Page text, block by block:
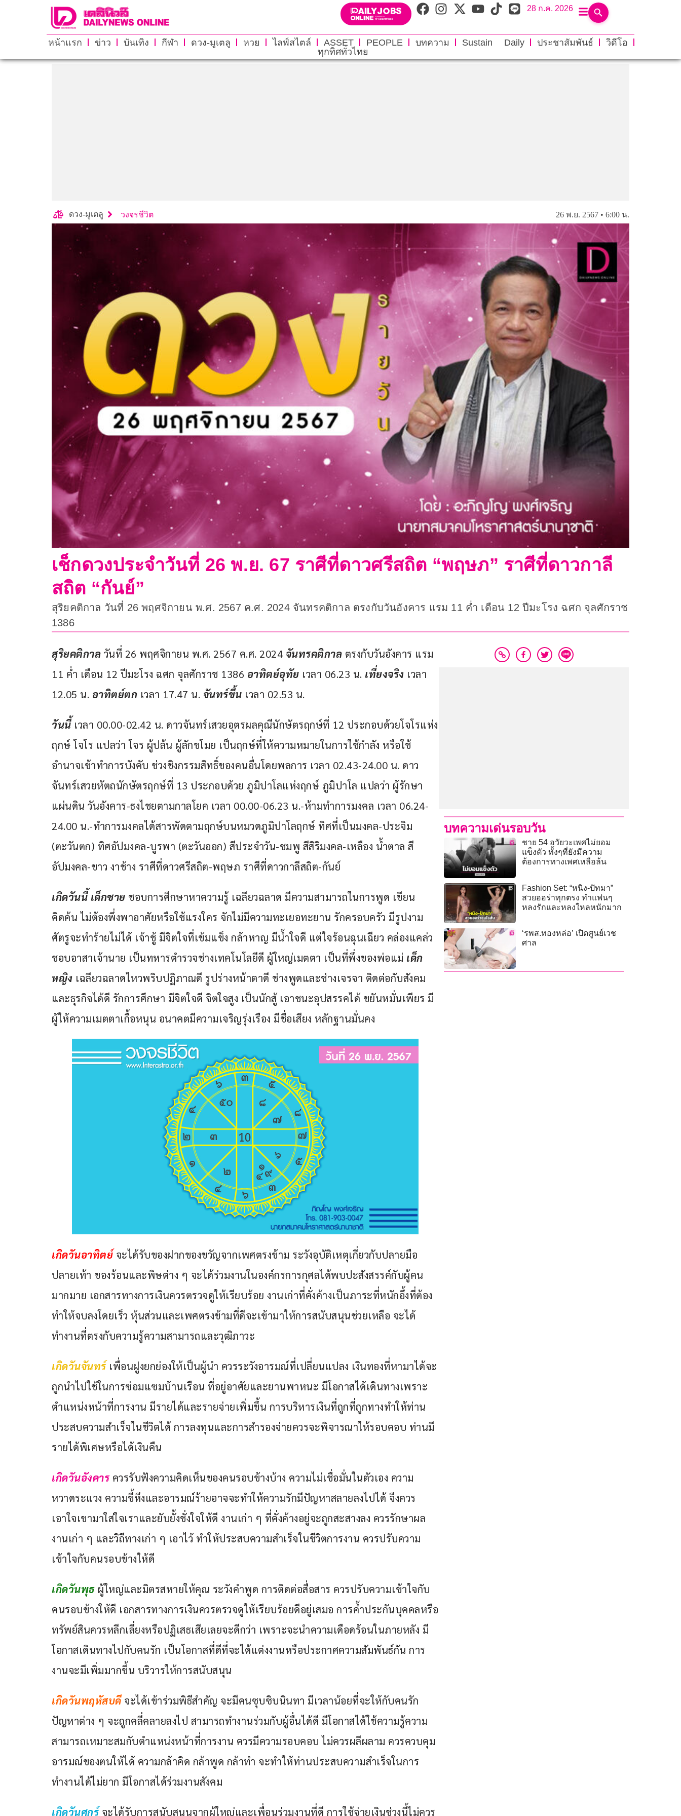
28 ก.ค. 2026
หน้าแรก ข่าว บันเทิง กีฬา ดวง-มูเตลู หวย ไลฟ์สไตล์ ASSET PEOPLE บทความ Sustain Daily ประชาสัมพันธ์
วิดีโอ
ทุกทิศทั่วไทย
ดวง-มูเตลู วงจรชีวิต 26 พ.ย. 2567 • 6:00 น.
เช็กดวงประจำวันที่ 26 พ.ย. 67 ราศีที่ดาวศรีสถิต “พฤษภ” ราศีที่ดาวกาลี
สถิต “กันย์”
สุริยคติกาล วันที่ 26 พฤศจิกายน พ.ศ. 2567 ค.ศ. 2024 จันทรคติกาล ตรงกับวันอังคาร แรม 11 ค่ำ เดือน 12 ปีมะโรง ฉศก จุลศักราช
1386
สุริยคติกาล วันที่ 26 พฤศจิกายน พ.ศ. 2567 ค.ศ. 2024 จันทรคติกาล ตรงกับวันอังคาร แรม
11 ค่ำ เดือน 12 ปีมะโรง ฉศก จุลศักราช 1386 อาทิตย์อุทัย เวลา 06.23 น. เที่ยงจริง เวลา
12.05 น. อาทิตย์ตก เวลา 17.47 น. จันทร์ขึ้น เวลา 02.53 น.
วันนี้ เวลา 00.00-02.42 น. ดาวจันทร์เสวยอุตรผลคุณีนักษัตรฤกษ์ที่ 12 ประกอบด้วยโจโรแห่ง
ฤกษ์ โจโร แปลว่า โจร ผู้ปล้น ผู้ลักขโมย เป็นฤกษ์ที่ให้ความหมายในการใช้กำลัง หรือใช้
อำนาจเข้าทำการบังคับ ช่วงชิงกรรมสิทธิ์ของคนอื่นโดยพลการ เวลา 02.43-24.00 น. ดาว
จันทร์เสวยหัตถนักษัตรฤกษ์ที่ 13 ประกอบด้วย ภูมิปาโลแห่งฤกษ์ ภูมิปาโล แปลว่า ผู้รักษา
แผ่นดิน วันอังคาร-ธงไชยตามกาลโยค เวลา 00.00-06.23 น.-ห้ามทำการมงคล เวลา 06.24-
24.00 น.-ทำการมงคลได้สารพัดตามฤกษ์บนหมวดภูมิปาโลฤกษ์ ทิศที่เป็นมงคล-ประจิม
(ตะวันตก) ทิศอัปมงคล-บูรพา (ตะวันออก) สีประจำวัน-ชมพู สีสิริมงคล-เหลือง น้ำตาล สี
อัปมงคล-ขาว งาช้าง ราศีที่ดาวศรีสถิต-พฤษภ ราศีที่ดาวกาลีสถิต-กันย์
เกิดวันนี้ เด็กชาย ชอบการศึกษาหาความรู้ เฉลียวฉลาด มีความสามารถในการพูด เขียน
คิดค้น ไม่ต้องพึ่งพาอาศัยหรือใช้แรงใคร จักไม่มีความทะเยอทะยาน รักครอบครัว มีรูปงาม
ศัตรูจะทำร้ายไม่ได้ เจ้าชู้ มีจิตใจที่เข้มแข็ง กล้าหาญ มีน้ำใจดี แต่ใจร้อนฉุนเฉียว คล่องแคล่ว
ชอบอาสาเจ้านาย เป็นทหารตำรวจช่างเทคโนโลยีดี ผู้ใหญ่เมตตา เป็นที่พึ่งของพ่อแม่ เด็ก
หญิง เฉลียวฉลาดไหวพริบปฏิภาณดี รูปร่างหน้าตาดี ช่างพูดและช่างเจรจา ติดต่อกับสังคม
และธุรกิจได้ดี รักการศึกษา มีจิตใจดี จิตใจสูง เป็นนักสู้ เอาชนะอุปสรรคได้ ขยันหมั่นเพียร มี
ผู้ให้ความเมตตาเกื้อหนุน อนาคตมีความเจริญรุ่งเรือง มีชื่อเสียง หลักฐานมั่นคง
เกิดวันอาทิตย์ จะได้รับของฝากของขวัญจากเพศตรงข้าม ระวังอุบัติเหตุเกี่ยวกับปลายมือ
ปลายเท้า ของร้อนและพิษต่าง ๆ จะได้ร่วมงานในองค์กรการกุศลได้พบปะสังสรรค์กับผู้คน
มากมาย เอกสารทางการเงินควรตรวจดูให้เรียบร้อย งานเก่าที่คั่งค้างเป็นภาระที่หนักอึ้งที่ต้อง
ทำให้จบลงโดยเร็ว หุ้นส่วนและเพศตรงข้ามที่ดีจะเข้ามาให้การสนับสนุนช่วยเหลือ จะได้
ทำงานที่ตรงกับความรู้ความสามารถและวุฒิภาวะ
เกิดวันจันทร์ เพื่อนฝูงยกย่องให้เป็นผู้นำ ควรระวังอารมณ์ที่เปลี่ยนแปลง เงินทองที่หามาได้จะ
ถูกนำไปใช้ในการซ่อมแซมบ้านเรือน ที่อยู่อาศัยและยานพาหนะ มีโอกาสได้เดินทางเพราะ
ตำแหน่งหน้าที่การงาน มีรายได้และรายจ่ายเพิ่มขึ้น การบริหารเงินที่ถูกที่ถูกทางทำให้ท่าน
ประสบความสำเร็จในชีวิตได้ การลงทุนและการสำรองจ่ายควรจะพิจารณาให้รอบคอบ ท่านมี
รายได้พิเศษหรือได้เงินคืน
เกิดวันอังคาร ควรรับฟังความคิดเห็นของคนรอบข้างบ้าง ความไม่เชื่อมั่นในตัวเอง ความ
หวาดระแวง ความขี้หึงและอารมณ์ร้ายอาจจะทำให้ความรักมีปัญหาสลายลงไปได้ จึงควร
เอาใจเขามาใส่ใจเราและยับยั้งชั่งใจให้ดี งานเก่า ๆ ที่คั่งค้างอยู่จะถูกสะสางลง ควรรักษาผล
งานเก่า ๆ และวิถีทางเก่า ๆ เอาไว้ ทำให้ประสบความสำเร็จในชีวิตการงาน ควรปรับความ
เข้าใจกับคนรอบข้างให้ดี
เกิดวันพุธ ผู้ใหญ่และมิตรสหายให้คุณ ระวังคำพูด การติดต่อสื่อสาร ควรปรับความเข้าใจกับ
คนรอบข้างให้ดี เอกสารทางการเงินควรตรวจดูให้เรียบร้อยดีอยู่เสมอ การค้ำประกันบุคคลหรือ
ทรัพย์สินควรหลีกเลี่ยงหรือปฏิเสธเสียเลยจะดีกว่า เพราะจะนำความเดือดร้อนในภายหลัง มี
โอกาสเดินทางไปกับคนรัก เป็นโอกาสที่ดีที่จะได้แต่งงานหรือประกาศความสัมพันธ์กัน การ
งานจะมีเพิ่มมากขึ้น บริวารให้การสนับสนุน
เกิดวันพฤหัสบดี จะได้เข้าร่วมพิธีสำคัญ จะมีคนซุบซิบนินทา มีเวลาน้อยที่จะให้กับคนรัก
ปัญหาต่าง ๆ จะถูกคลี่คลายลงไป สามารถทำงานร่วมกับผู้อื่นได้ดี มีโอกาสได้ใช้ความรู้ความ
สามารถเหมาะสมกับตำแหน่งหน้าที่การงาน ควรมีความรอบคอบ ไม่ควรผลีผลาม ควรควบคุม
อารมณ์ของตนให้ได้ ความกล้าคิด กล้าพูด กล้าทำ จะทำให้ท่านประสบความสำเร็จในการ
ทำงานได้ไม่ยาก มีโอกาสได้ร่วมงานสังคม
เกิดวันศุกร์ จะได้รับการสนับสนุนจากผู้ใหญ่และเพื่อนร่วมงานที่ดี การใช้จ่ายเงินช่วงนี้ไม่ควร
บทความเด่นรอบวัน
ชาย 54 อวัยวะเพศไม่ยอม
แข็งตัว ทั้งๆที่ยังมีความ
ต้องการทางเพศเหลือล้น
Fashion Set: “หนิง-ปัทมา”
สวยออร่าทุกตรง ทำแฟนๆ
หลงรักและหลงใหลหนักมาก
‘รพส.ทองหล่อ’ เปิดศูนย์เวช
ศาล